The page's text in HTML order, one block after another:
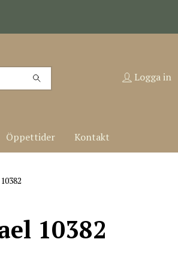
Logga in
Öppettider Kontakt
10382